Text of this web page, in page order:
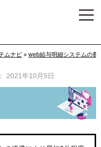
ムナビ » web給与明細システムの費
2021年10月5日